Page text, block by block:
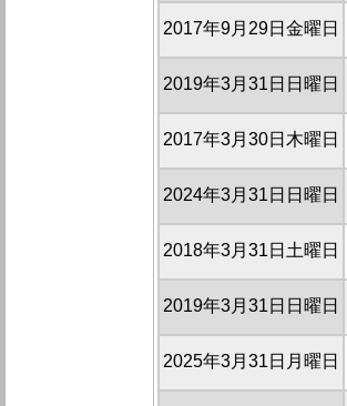
2017年9月29日金曜日
2019年3月31日日曜日
2017年3月30日木曜日
2024年3月31日日曜日
2018年3月31日土曜日
2019年3月31日日曜日
2025年3月31日月曜日